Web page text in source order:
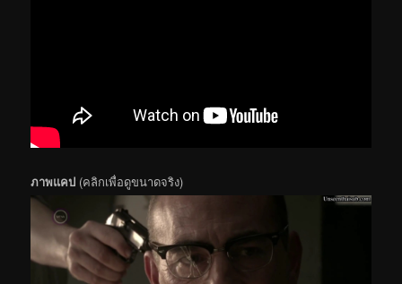
ภาพแคป (คลิกเพื่อดูขนาดจริง)